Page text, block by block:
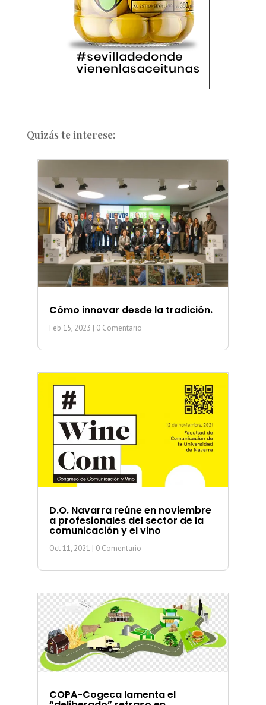
Quizás te interese:
Cómo innovar desde la tradición.
Feb 15, 2023 | 0 Comentario
D.O. Navarra reúne en noviembre
a profesionales del sector de la
comunicación y el vino
Oct 11, 2021 | 0 Comentario
COPA-Cogeca lamenta el